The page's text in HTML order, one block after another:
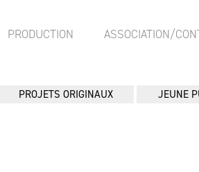
PRODUCTION ASSOCIATION/
PROJETS ORIGINAUX JEUNE